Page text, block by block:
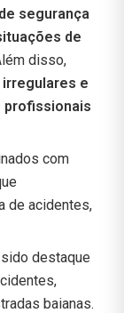
segurança
de
disso,
e
profissionais
com
de acidentes,
destaque
baianas.